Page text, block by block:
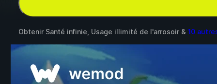
Obtenir Santé infinie, Usage illimité de l'arrosoir & 10